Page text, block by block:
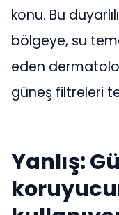
konu. Bu
bölgeye, su
eden
güneş filtreleri
Yanlış: